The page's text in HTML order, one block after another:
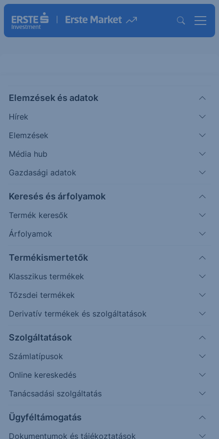
Elemzések és adatok
Hírek
Elemzések
Média hub
Gazdasági adatok
Keresés és árfolyamok
Termék keresők
Árfolyamok
Termékismertetők
Klasszikus termékek
Tőzsdei termékek
Derivatív termékek és szolgáltatások
Szolgáltatások
Számlatípusok
Online kereskedés
Tanácsadási szolgáltatás
Ügyféltámogatás
Dokumentumok és tájékoztatások
Global Low Carbon 2019-2023
ISIN: XS2057043700
és figyelje az Esemény és Cash-flow adatok változását!
Befektetés (
Újraszámol
iSTOXX® Global Low Carbon Ex-Controversial Activities
100%
140%
160%